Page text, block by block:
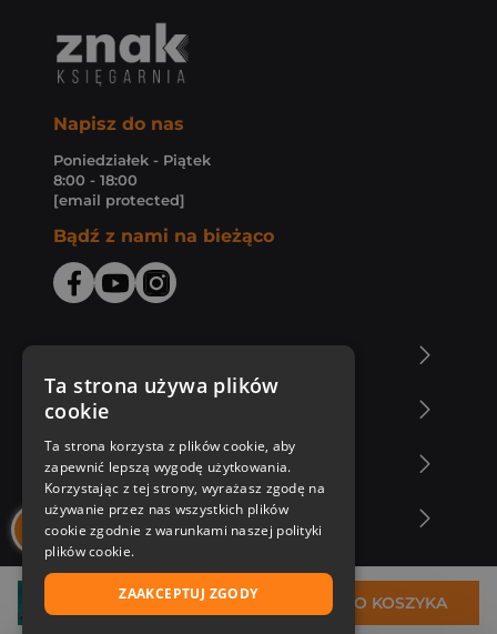
41,99 zł DO KOSZYKA
Napisz do nas
Poniedziałek - Piątek
8:00 - 18:00
[email protected]
Bądź z nami na bieżąco
Zakupy u nas
Nasza oferta
Nasi autorzy
Ta strona używa plików
cookie
Ta strona korzysta z plików cookie, aby
zapewnić lepszą wygodę użytkowania.
Korzystając z tej strony, wyrażasz zgodę na
używanie przez nas wszystkich plików
cookie zgodnie z warunkami naszej polityki
plików cookie.
ZAAKCEPTUJ ZGODY